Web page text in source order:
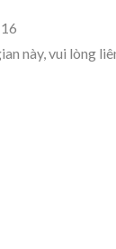
này, vui lòng
Trữ Pelican